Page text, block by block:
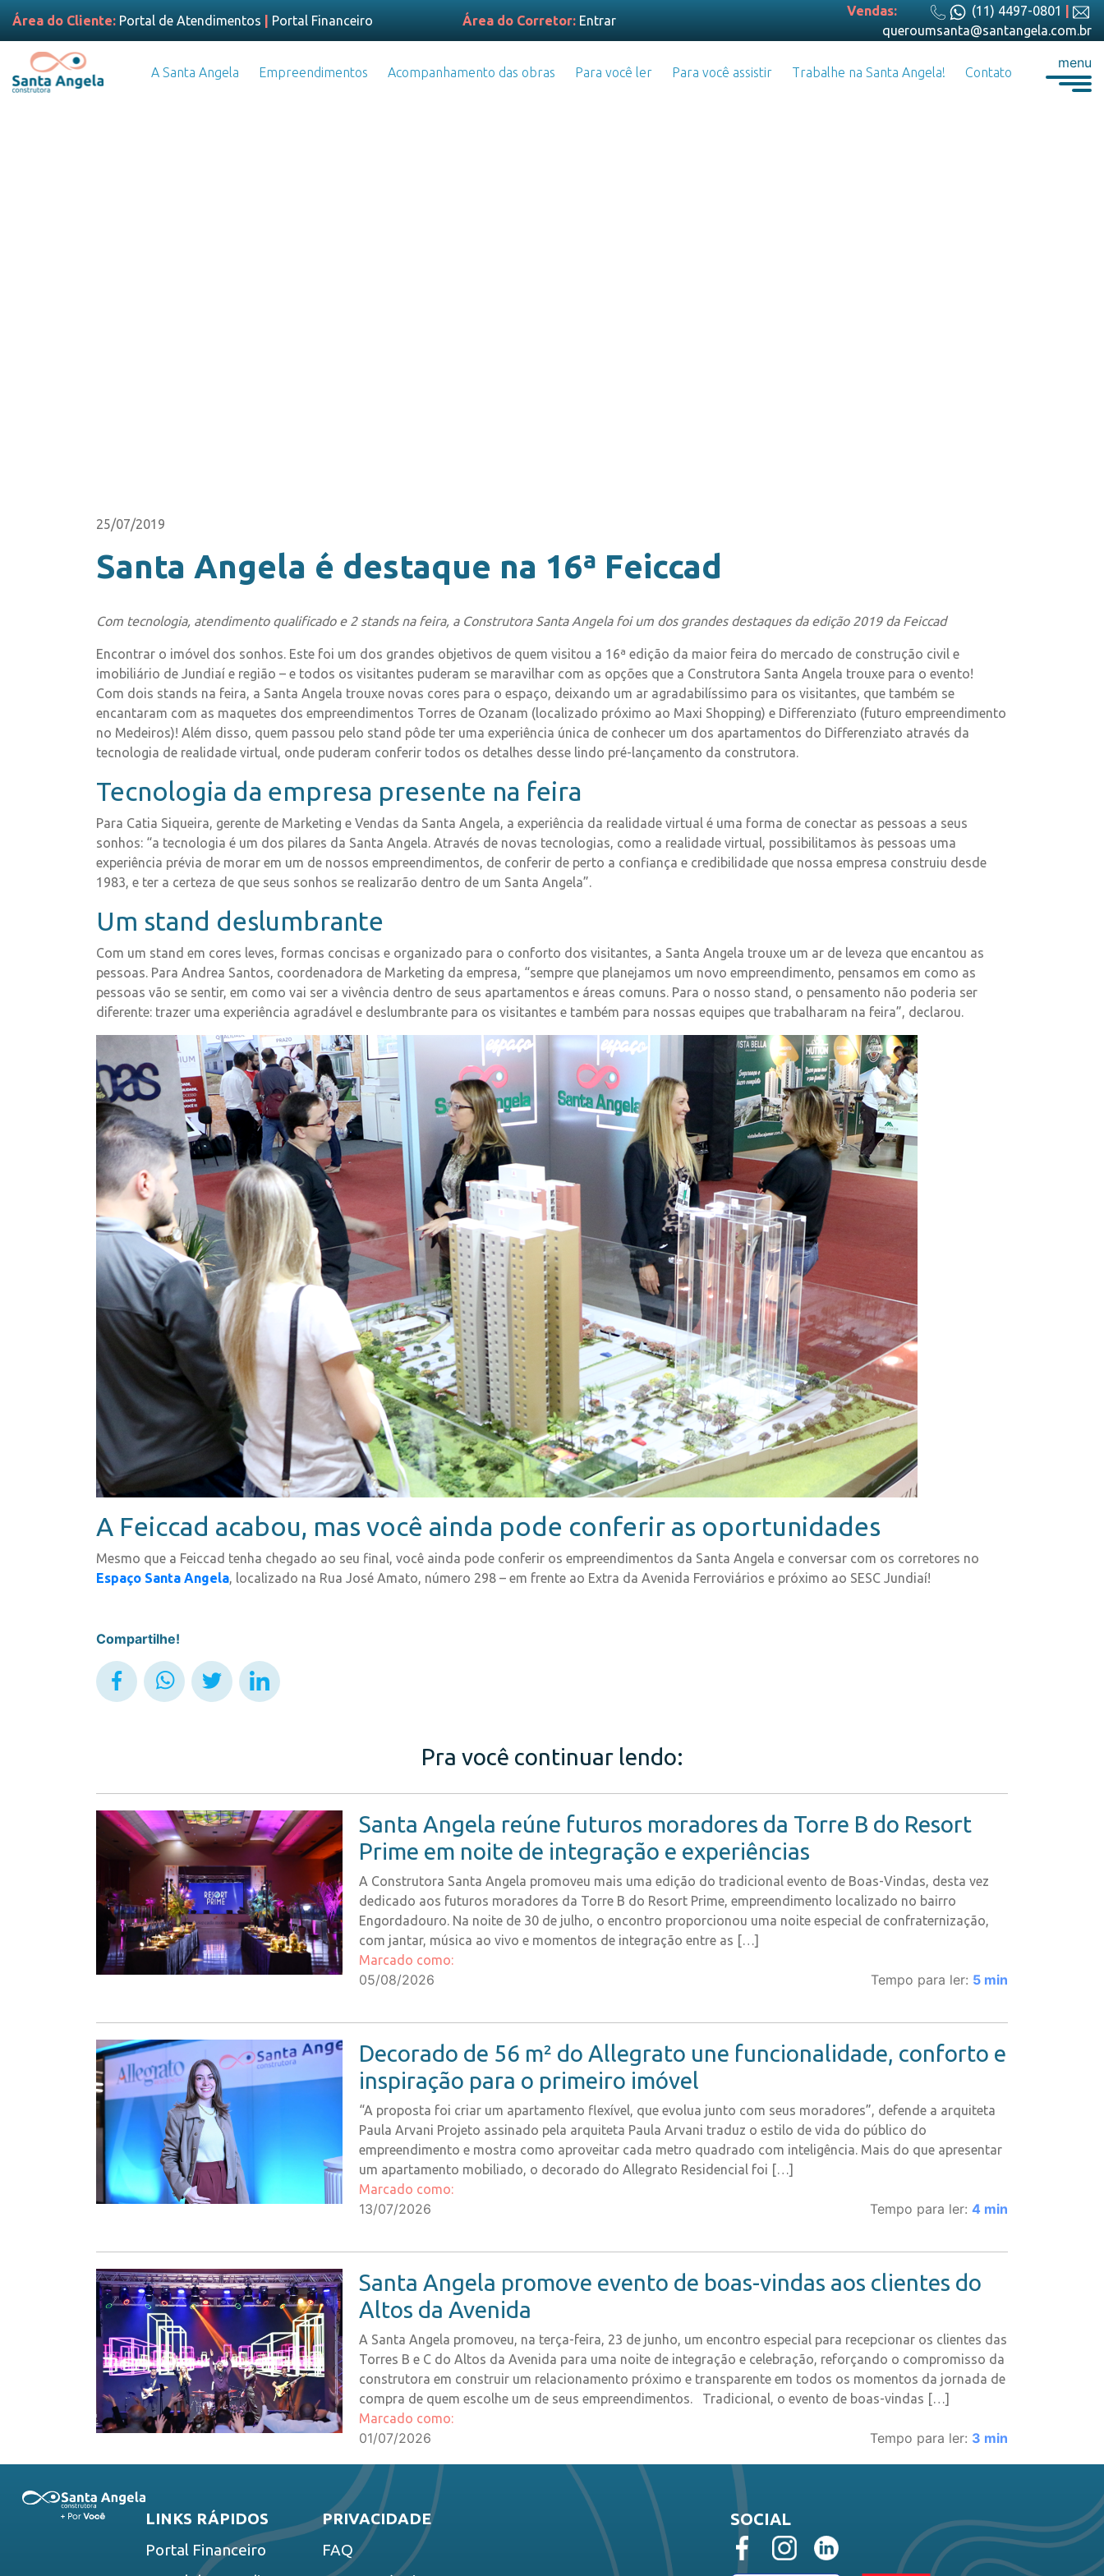
Área do Cliente: Portal de Atendimentos Portal Financeiro Área do Corretor: Entrar
Vendas: (11) 4497-0801
queroumsanta@santangela.com.br
A Santa Angela Empreendimentos Acompanhamento das obras Para você ler Para você assistir Trabalhe na Santa Angela! Contato
menu
25/07/2019
Santa Angela é destaque na 16ª Feiccad
Com tecnologia, atendimento qualificado e 2 stands na feira, a Construtora Santa Angela foi um dos grandes destaques da edição 2019 da Feiccad
Encontrar o imóvel dos sonhos. Este foi um dos grandes objetivos de quem visitou a 16ª edição da maior feira do mercado de construção civil e
imobiliário de Jundiaí e região – e todos os visitantes puderam se maravilhar com as opções que a Construtora Santa Angela trouxe para o evento!
Com dois stands na feira, a Santa Angela trouxe novas cores para o espaço, deixando um ar agradabilíssimo para os visitantes, que também se
encantaram com as maquetes dos empreendimentos Torres de Ozanam (localizado próximo ao Maxi Shopping) e Differenziato (futuro empreendimento
no Medeiros)! Além disso, quem passou pelo stand pôde ter uma experiência única de conhecer um dos apartamentos do Differenziato através da
tecnologia de realidade virtual, onde puderam conferir todos os detalhes desse lindo pré-lançamento da construtora.
Tecnologia da empresa presente na feira
Para Catia Siqueira, gerente de Marketing e Vendas da Santa Angela, a experiência da realidade virtual é uma forma de conectar as pessoas a seus
sonhos: “a tecnologia é um dos pilares da Santa Angela. Através de novas tecnologias, como a realidade virtual, possibilitamos às pessoas uma
experiência prévia de morar em um de nossos empreendimentos, de conferir de perto a confiança e credibilidade que nossa empresa construiu desde
1983, e ter a certeza de que seus sonhos se realizarão dentro de um Santa Angela”.
Um stand deslumbrante
Com um stand em cores leves, formas concisas e organizado para o conforto dos visitantes, a Santa Angela trouxe um ar de leveza que encantou as
pessoas. Para Andrea Santos, coordenadora de Marketing da empresa, “sempre que planejamos um novo empreendimento, pensamos em como as
pessoas vão se sentir, em como vai ser a vivência dentro de seus apartamentos e áreas comuns. Para o nosso stand, o pensamento não poderia ser
diferente: trazer uma experiência agradável e deslumbrante para os visitantes e também para nossas equipes que trabalharam na feira”, declarou.
A Feiccad acabou, mas você ainda pode conferir as oportunidades
Mesmo que a Feiccad tenha chegado ao seu final, você ainda pode conferir os empreendimentos da Santa Angela e conversar com os corretores no
Espaço Santa Angela, localizado na Rua José Amato, número 298 – em frente ao Extra da Avenida Ferroviários e próximo ao SESC Jundiaí!
Compartilhe!
Pra você continuar lendo:
Santa Angela reúne futuros moradores da Torre B do Resort
Prime em noite de integração e experiências
A Construtora Santa Angela promoveu mais uma edição do tradicional evento de Boas-Vindas, desta vez
dedicado aos futuros moradores da Torre B do Resort Prime, empreendimento localizado no bairro
Engordadouro. Na noite de 30 de julho, o encontro proporcionou uma noite especial de confraternização,
com jantar, música ao vivo e momentos de integração entre as […]
Marcado como:
05/08/2026 Tempo para ler: 5 min
Decorado de 56 m² do Allegrato une funcionalidade, conforto e
inspiração para o primeiro imóvel
“A proposta foi criar um apartamento flexível, que evolua junto com seus moradores”, defende a arquiteta
Paula Arvani Projeto assinado pela arquiteta Paula Arvani traduz o estilo de vida do público do
empreendimento e mostra como aproveitar cada metro quadrado com inteligência. Mais do que apresentar
um apartamento mobiliado, o decorado do Allegrato Residencial foi […]
Marcado como:
13/07/2026 Tempo para ler: 4 min
Santa Angela promove evento de boas-vindas aos clientes do
Altos da Avenida
A Santa Angela promoveu, na terça-feira, 23 de junho, um encontro especial para recepcionar os clientes das
Torres B e C do Altos da Avenida para uma noite de integração e celebração, reforçando o compromisso da
construtora em construir um relacionamento próximo e transparente em todos os momentos da jornada de
compra de quem escolhe um de seus empreendimentos. Tradicional, o evento de boas-vindas […]
Marcado como:
01/07/2026 Tempo para ler: 3 min
LINKS RÁPIDOS
Portal Financeiro
PRIVACIDADE
FAQ
SOCIAL